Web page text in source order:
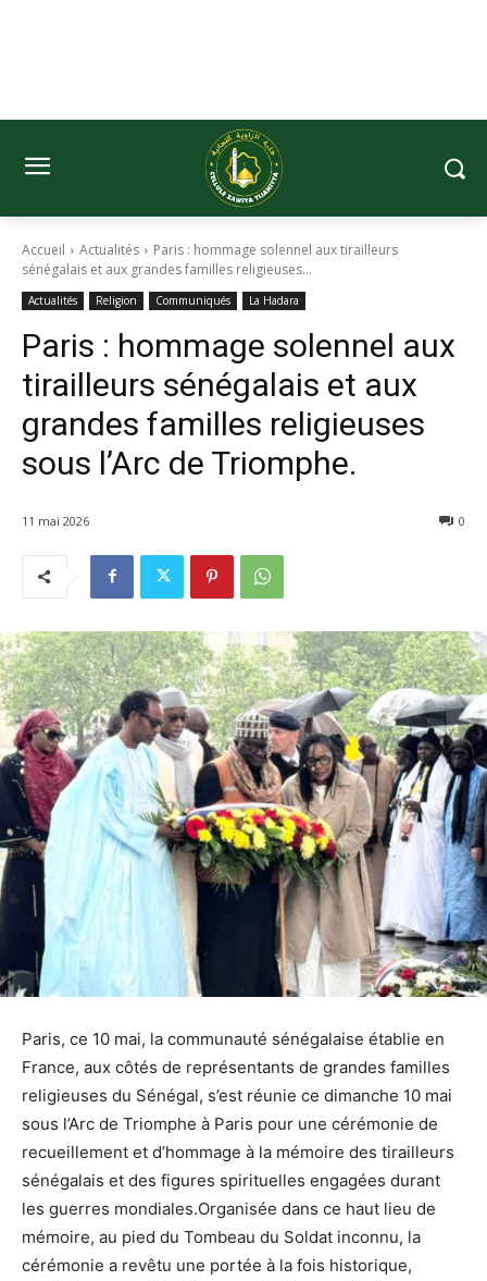
Accueil Actualités
Paris : hommage solennel aux tirailleurs
sénégalais et aux grandes familles religieuses...
Actualités Religion Communiqués La Hadara
Paris : hommage solennel aux
tirailleurs sénégalais et aux
grandes familles religieuses
sous l’Arc de Triomphe.
11 mai 2026 0
Paris, ce 10 mai, la communauté sénégalaise établie en
France, aux côtés de représentants de grandes familles
religieuses du Sénégal, s’est réunie ce dimanche 10 mai
sous l’Arc de Triomphe à Paris pour une cérémonie de
recueillement et d’hommage à la mémoire des tirailleurs
sénégalais et des figures spirituelles engagées durant
les guerres mondiales.Organisée dans ce haut lieu de
mémoire, au pied du Tombeau du Soldat inconnu, la
cérémonie a revêtu une portée à la fois historique,